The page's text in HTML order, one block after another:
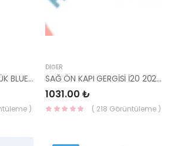
SALINCAK BURCU BÜYÜK BLUE/ELANTRA 11-/YENİ İ10 54584-3X000-KORE
)
DIĞER
SAĞ ÖN KAPI GERGİSİ İ20 2020- 76990-Q0000-MOBIS-S
1031.00 ₺
( 218 Görüntüleme )